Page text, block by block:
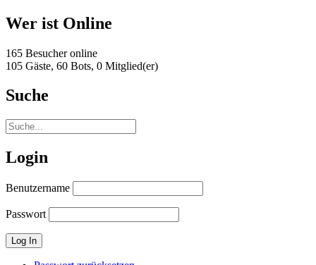
Wer ist Online
165 Besucher online
105 Gäste, 60 Bots, 0 Mitglied(er)
Suche
Login
Benutzername
Passwort